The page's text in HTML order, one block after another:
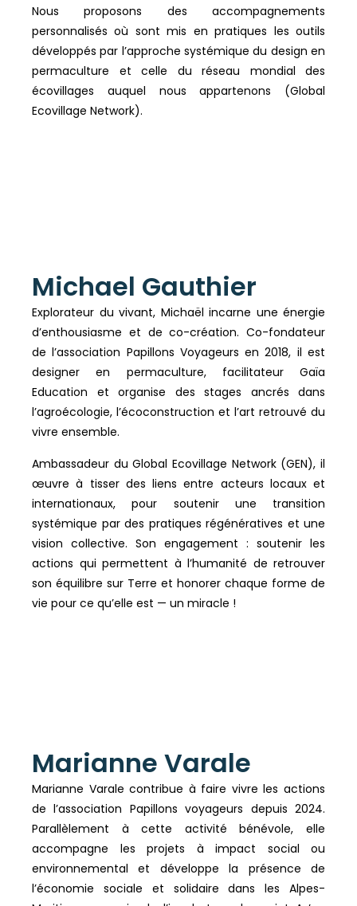
Nous proposons des accompagnements
personnalisés où sont mis en pratiques les outils
développés par l’approche systémique du design en
permaculture et celle du réseau mondial des
écovillages auquel nous appartenons (Global
Ecovillage Network).
Michael Gauthier
Explorateur du vivant, Michaël incarne une énergie
d’enthousiasme et de co-création. Co-fondateur
de l’association Papillons Voyageurs en 2018, il est
designer en permaculture, facilitateur Gaïa
Education et organise des stages ancrés dans
l’agroécologie, l’écoconstruction et l’art retrouvé du
vivre ensemble.
Ambassadeur du Global Ecovillage Network (GEN), il
œuvre à tisser des liens entre acteurs locaux et
internationaux, pour soutenir une transition
systémique par des pratiques régénératives et une
vision collective. Son engagement : soutenir les
actions qui permettent à l’humanité de retrouver
son équilibre sur Terre et honorer chaque forme de
vie pour ce qu’elle est — un miracle !
Marianne Varale
Marianne Varale contribue à faire vivre les actions
de l’association Papillons voyageurs depuis 2024.
Parallèlement à cette activité bénévole, elle
accompagne les projets à impact social ou
environnemental et développe la présence de
l’économie sociale et solidaire dans les Alpes-